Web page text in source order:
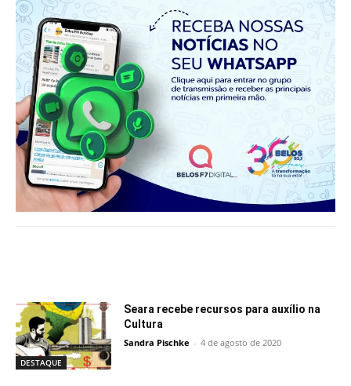
DESTAQUE
Seara recebe recursos para auxílio na
Cultura
Sandra Pischke - 4 de agosto de 2020